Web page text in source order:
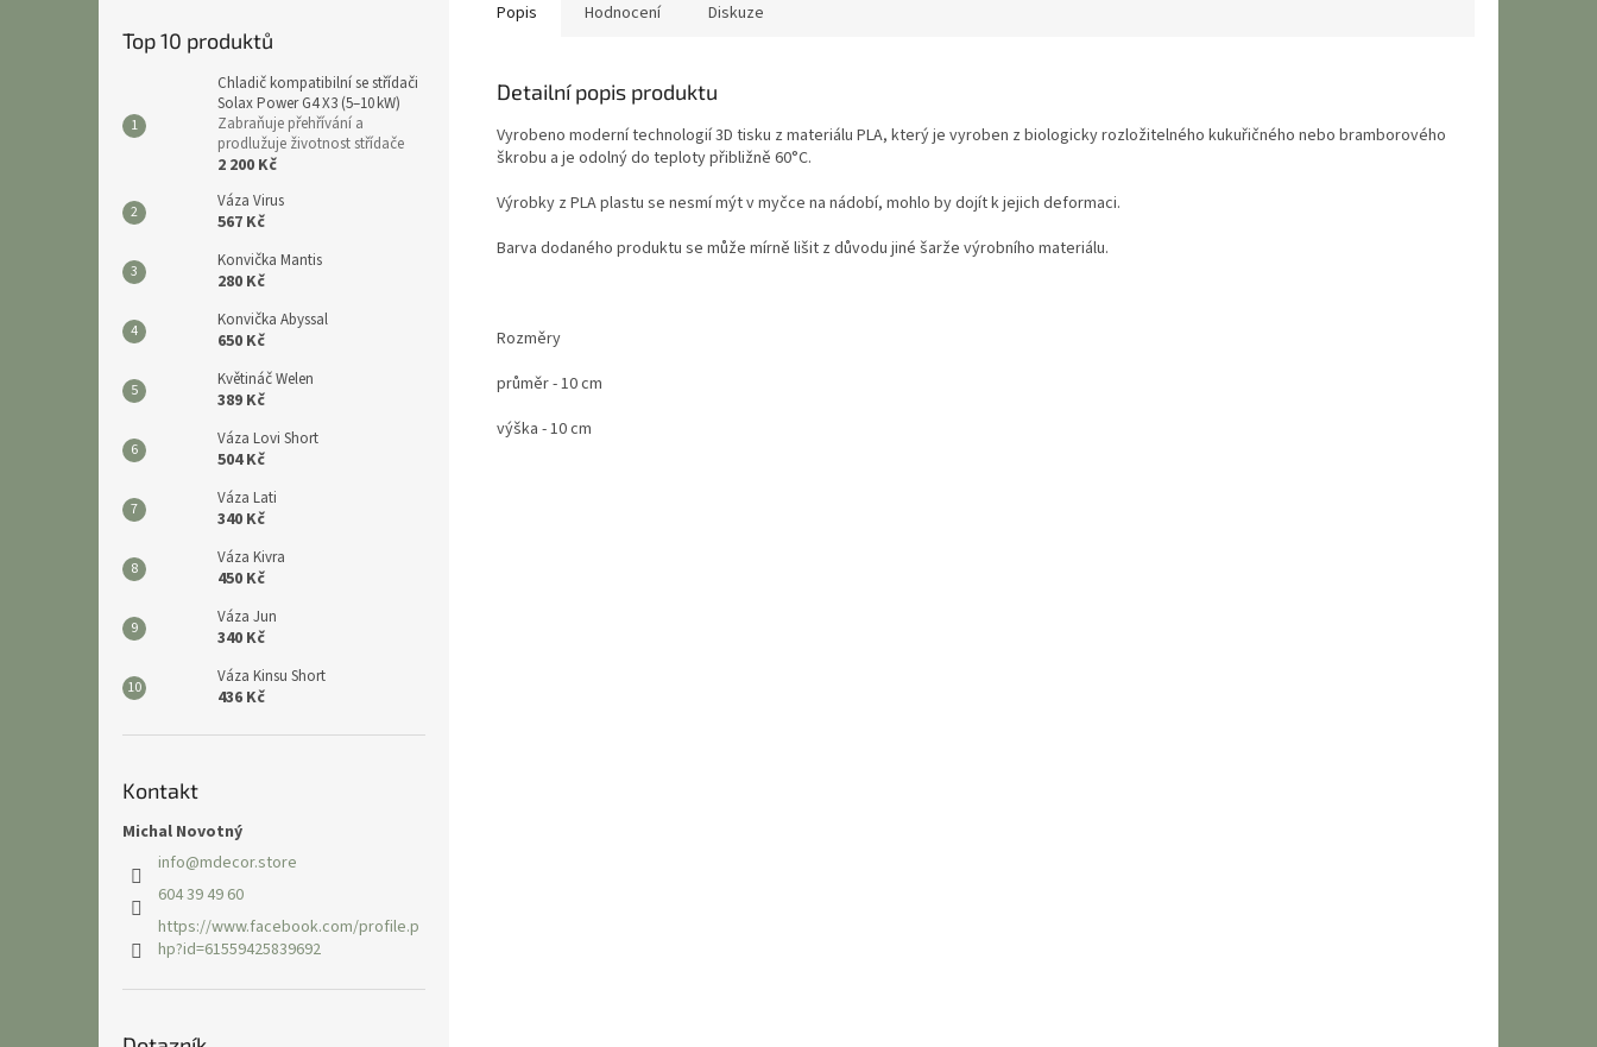
Top 10 produktů
Chladič kompatibilní se střídači
Solax Power G4 X3 (5–10 kW)
Zabraňuje přehřívání a
prodlužuje životnost střídače
2 200 Kč
Váza Virus
567 Kč
Konvička Mantis
280 Kč
Konvička Abyssal
650 Kč
Květináč Welen
389 Kč
Váza Lovi Short
504 Kč
Váza Lati
340 Kč
Váza Kivra
450 Kč
Váza Jun
340 Kč
Váza Kinsu Short
436 Kč
Kontakt
Michal Novotný
info@mdecor.store
604 39 49 60
https://www.facebook.com/profile.p
hp?id=61559425839692
Popis Hodnocení Diskuze
Detailní popis produktu
Vyrobeno moderní technologií 3D tisku z materiálu PLA, který je vyroben z biologicky rozložitelného kukuřičného nebo bramborového
škrobu a je odolný do teploty přibližně 60°C.
Výrobky z PLA plastu se nesmí mýt v myčce na nádobí, mohlo by dojít k jejich deformaci.
Barva dodaného produktu se může mírně lišit z důvodu jiné šarže výrobního materiálu.
Rozměry
průměr - 10 cm
výška - 10 cm